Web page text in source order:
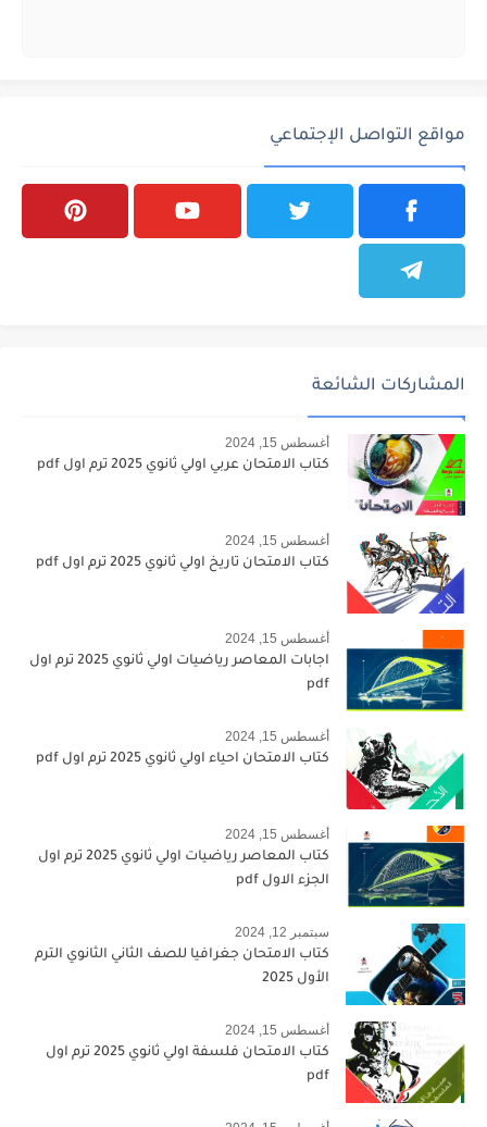
مواقع التواصل الإجتماعي
المشاركات الشائعة
أغسطس 15, 2024
كتاب الامتحان عربي اولي ثانوي 2025 ترم اول pdf
أغسطس 15, 2024
كتاب الامتحان تاريخ اولي ثانوي 2025 ترم اول pdf
أغسطس 15, 2024
اجابات المعاصر رياضيات اولي ثانوي 2025 ترم اول
pdf
أغسطس 15, 2024
كتاب الامتحان احياء اولي ثانوي 2025 ترم اول pdf
أغسطس 15, 2024
كتاب المعاصر رياضيات اولي ثانوي 2025 ترم اول
الجزء الاول pdf
سبتمبر 12, 2024
كتاب الامتحان جغرافيا للصف الثاني الثانوي الترم
الأول 2025
أغسطس 15, 2024
كتاب الامتحان فلسفة اولي ثانوي 2025 ترم اول
pdf